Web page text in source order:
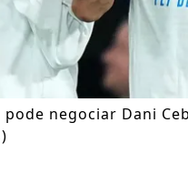
pode negociar Dani